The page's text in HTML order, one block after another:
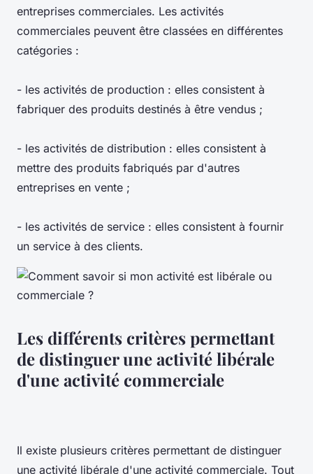
entreprises commerciales. Les activités
commerciales peuvent être classées en différentes
catégories :
- les activités de production : elles consistent à
fabriquer des produits destinés à être vendus ;
- les activités de distribution : elles consistent à
mettre des produits fabriqués par d'autres
entreprises en vente ;
- les activités de service : elles consistent à fournir
un service à des clients.
Les différents critères permettant
de distinguer une activité libérale
d'une activité commerciale
Il existe plusieurs critères permettant de distinguer
une activité libérale d'une activité commerciale. Tout